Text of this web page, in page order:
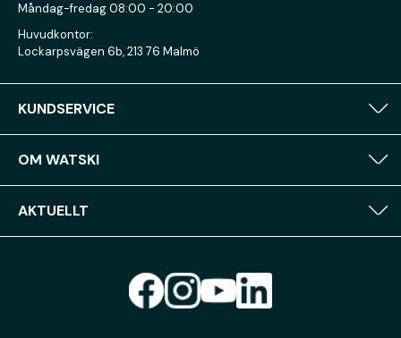
Måndag-fredag 08:00 - 20:00
Huvudkontor:
Lockarpsvägen 6b, 213 76 Malmö
KUNDSERVICE
OM WATSKI
AKTUELLT